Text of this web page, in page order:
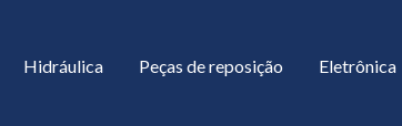
Hidráulica Peças de reposição Eletrônica